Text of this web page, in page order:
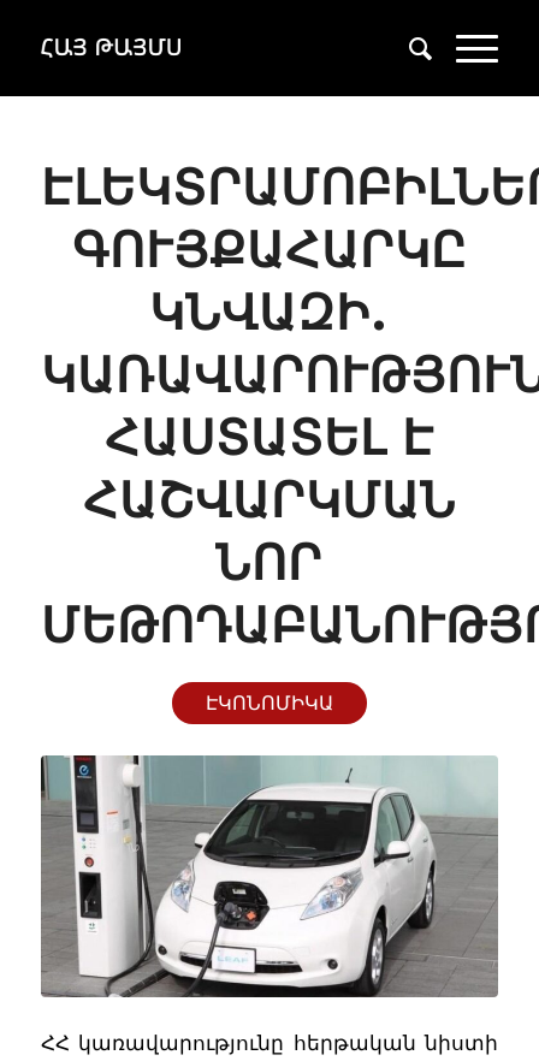
ԳՈՒՅՔԱՀԱՐԿԸ
ԿՆՎԱԶԻ.
ՀԱՍՏԱՏԵԼ Է
ՀԱՇՎԱՐԿՄԱՆ
ՆՈՐ
ԷԿՈՆՈՄԻԿԱ
ՀՀ կառավարությունը հերթական նիստի